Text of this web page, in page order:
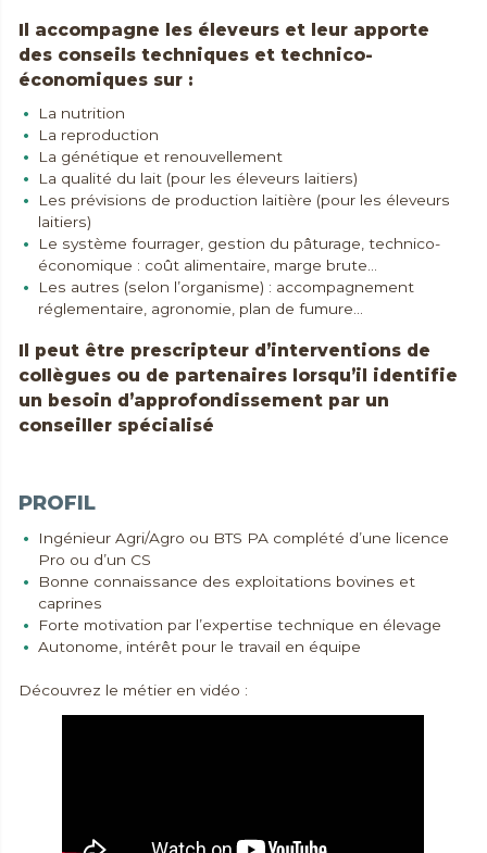
Il accompagne les éleveurs et leur apporte
des conseils techniques et technico-
économiques sur :
La nutrition
La reproduction
La génétique et renouvellement
La qualité du lait (pour les éleveurs laitiers)
Les prévisions de production laitière (pour les éleveurs
laitiers)
Le système fourrager, gestion du pâturage, technico-
économique : coût alimentaire, marge brute...
Les autres (selon l’organisme) : accompagnement
réglementaire, agronomie, plan de fumure...
Il peut être prescripteur d’interventions de
collègues ou de partenaires lorsqu’il identifie
un besoin d’approfondissement par un
conseiller spécialisé
PROFIL
Ingénieur Agri/Agro ou BTS PA complété d’une licence
Pro ou d’un CS
Bonne connaissance des exploitations bovines et
caprines
Forte motivation par l’expertise technique en élevage
Autonome, intérêt pour le travail en équipe
Découvrez le métier en vidéo :